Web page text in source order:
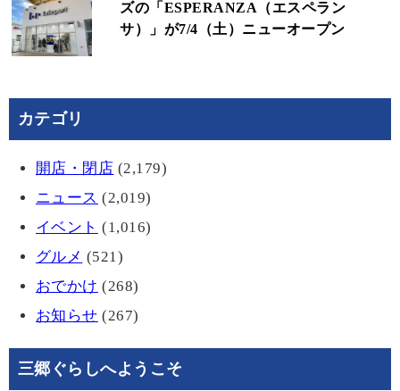
ズの「ESPERANZA（エスペラン
サ）」が7/4（土）ニューオープン
カテゴリ
開店・閉店 (2,179)
ニュース (2,019)
イベント (1,016)
グルメ (521)
おでかけ (268)
お知らせ (267)
三郷ぐらしへようこそ